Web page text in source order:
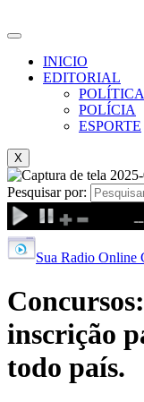
INICIO
EDITORIAL
POLÍTICA
POLÍCIA
ESPORTE
X
Pesquisar por:
Sua Radio Online
inscrição
todo país.